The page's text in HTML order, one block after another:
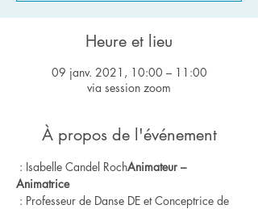
Heure et lieu
09 janv. 2021, 10:00 – 11:00
via session zoom
À propos de l'événement
: Isabelle Candel RochAnimateur –
Animatrice